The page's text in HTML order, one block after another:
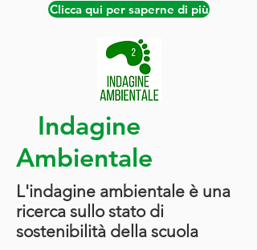
Clicca qui per saperne di più
Indagine
Ambientale
L'indagine ambientale è una
ricerca sullo stato di
sostenibilità della scuola